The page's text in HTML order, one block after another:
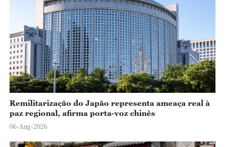
Remilitarização do Japão representa ameaça real à
paz regional, afirma porta-voz chinês
06-Aug-2026